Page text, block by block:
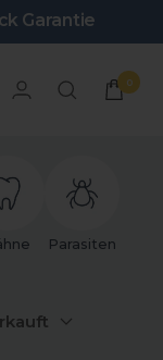
Garantie
0
Parasiten